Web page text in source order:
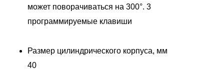
может поворачиваться на 300°. 3
программируемые клавиши
Размер цилиндрического корпуса, мм
40